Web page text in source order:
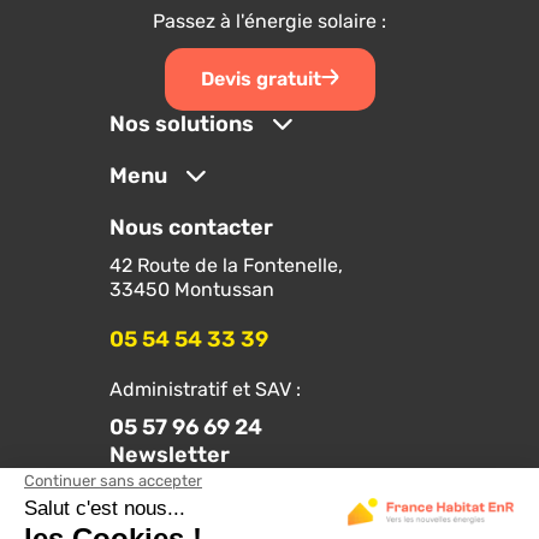
Passez à l'énergie solaire :
Devis gratuit
Nos solutions
Menu
Nous contacter
42 Route de la Fontenelle,
33450 Montussan
05 54 54 33 39
Administratif et SAV :
05 57 96 69 24
Newsletter
Suivez-nous sur les réseaux :